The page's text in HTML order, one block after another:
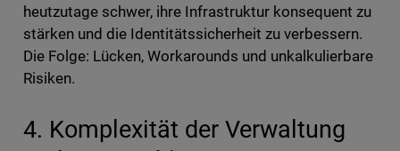
heutzutage schwer, ihre Infrastruktur konsequent zu
stärken und die Identitätssicherheit zu verbessern.
Die Folge: Lücken, Workarounds und unkalkulierbare
Risiken.
4. Komplexität der Verwaltung